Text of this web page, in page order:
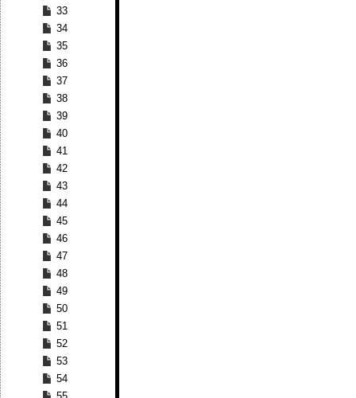
33
34
35
36
37
38
39
40
41
42
43
44
45
46
47
48
49
50
51
52
53
54